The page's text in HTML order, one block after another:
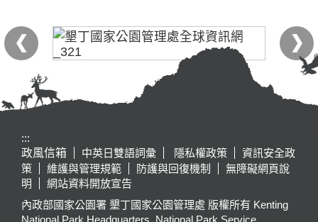
:::
政風信箱
中英日雙語詞彙 隱私權政策
資訊安全政
策
維護與管理規範 防護與回復機制
無障礙網頁說
明
網站資料開放宣告
內政部國家公園署 墾丁國家公園管理處 版權所有 Kenting
National Park Headquarters, National Park Service,